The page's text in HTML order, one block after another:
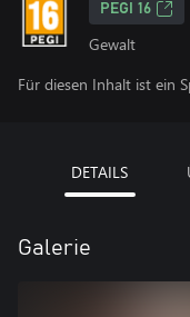
PEGI 16
Gewalt
Für diesen Inhalt ist ein
DETAILS
Galerie